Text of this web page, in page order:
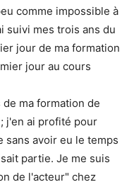
comme impossible à
suivi mes trois ans du
jour de ma formation
jour au cours
ma formation de
j'en ai profité pour
sans avoir eu le temps
partie. Je me suis
de l'acteur" chez